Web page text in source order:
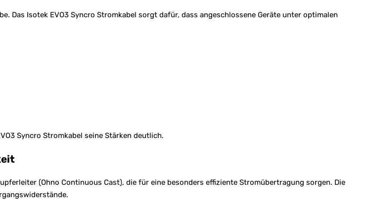
Das Isotek EVO3 Syncro Stromkabel sorgt dafür, dass angeschlossene Geräte unter optimalen
Syncro Stromkabel seine Stärken deutlich.
(Ohno Continuous Cast), die für eine besonders effiziente Stromübertragung sorgen. Die